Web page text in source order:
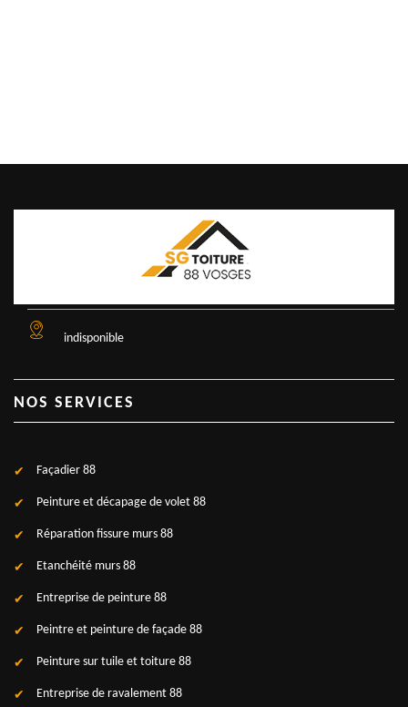
indisponible
NOS SERVICES
Façadier 88
Peinture et décapage de volet 88
Réparation fissure murs 88
Etanchéité murs 88
Entreprise de peinture 88
Peintre et peinture de façade 88
Peinture sur tuile et toiture 88
Entreprise de ravalement 88